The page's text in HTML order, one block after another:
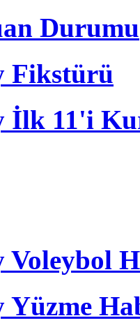
Durumu
Fikstürü
İlk 11'i
Voleybol
Yüzme